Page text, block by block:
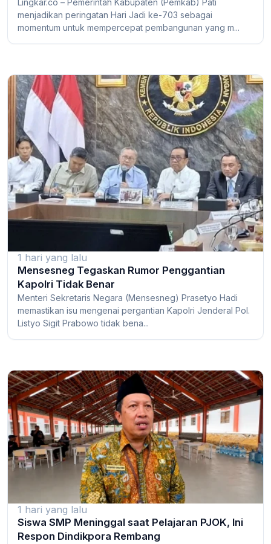
Lingkar.co – Pemerintah Kabupaten (Pemkab) Pati
menjadikan peringatan Hari Jadi ke-703 sebagai
momentum untuk mempercepat pembangunan yang m...
1 hari yang lalu
Mensesneg Tegaskan Rumor Penggantian
Kapolri Tidak Benar
Menteri Sekretaris Negara (Mensesneg) Prasetyo Hadi
memastikan isu mengenai pergantian Kapolri Jenderal Pol.
Listyo Sigit Prabowo tidak bena...
1 hari yang lalu
Siswa SMP Meninggal saat Pelajaran PJOK, Ini
Respon Dindikpora Rembang